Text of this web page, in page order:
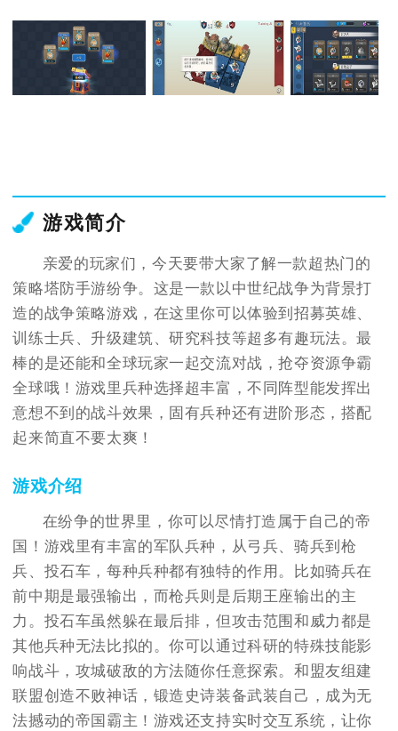
游戏简介
亲爱的玩家们，今天要带大家了解一款超热门的
策略塔防手游纷争。这是一款以中世纪战争为背景打
造的战争策略游戏，在这里你可以体验到招募英雄、
训练士兵、升级建筑、研究科技等超多有趣玩法。最
棒的是还能和全球玩家一起交流对战，抢夺资源争霸
全球哦！游戏里兵种选择超丰富，不同阵型能发挥出
意想不到的战斗效果，固有兵种还有进阶形态，搭配
起来简直不要太爽！
游戏介绍
在纷争的世界里，你可以尽情打造属于自己的帝
国！游戏里有丰富的军队兵种，从弓兵、骑兵到枪
兵、投石车，每种兵种都有独特的作用。比如骑兵在
前中期是最强输出，而枪兵则是后期王座输出的主
力。投石车虽然躲在最后排，但攻击范围和威力都是
其他兵种无法比拟的。你可以通过科研的特殊技能影
响战斗，攻城破敌的方法随你任意探索。和盟友组建
联盟创造不败神话，锻造史诗装备武装自己，成为无
法撼动的帝国霸主！游戏还支持实时交互系统，让你